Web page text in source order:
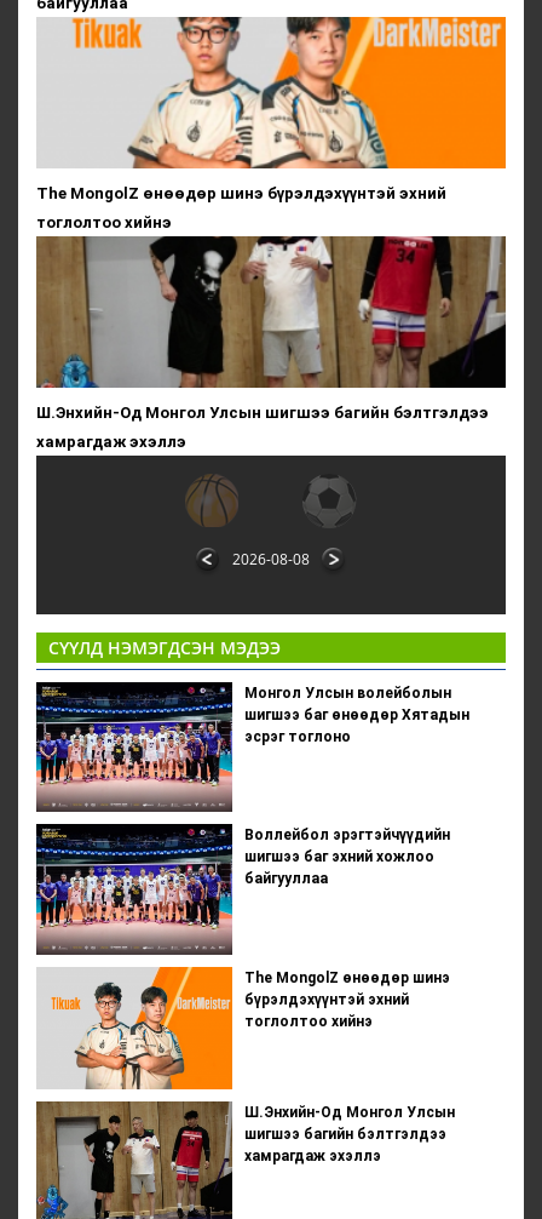
The MongolZ өнөөдөр шинэ бүрэлдэхүүнтэй эхний
тоглолтоо хийнэ
Ш.Энхийн-Од Монгол Улсын шигшээ багийн бэлтгэлдээ
хамрагдаж эхэллэ
2026-08-08
СҮҮЛД НЭМЭГДСЭН МЭДЭЭ
Монгол Улсын волейболын
шигшээ баг өнөөдөр Хятадын
эсрэг тоглоно
Воллейбол эрэгтэйчүүдийн
шигшээ баг эхний хожлоо
байгууллаа
The MongolZ өнөөдөр шинэ
бүрэлдэхүүнтэй эхний
тоглолтоо хийнэ
Ш.Энхийн-Од Монгол Улсын
шигшээ багийн бэлтгэлдээ
хамрагдаж эхэллэ